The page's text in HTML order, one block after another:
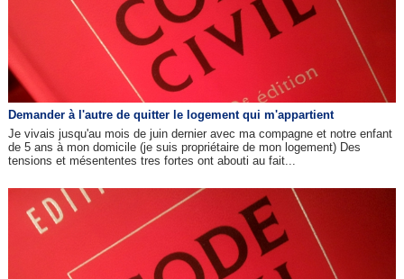
Demander à l'autre de quitter le logement qui m'appartient
Je vivais jusqu'au mois de juin dernier avec ma compagne et notre enfant
de 5 ans à mon domicile (je suis propriétaire de mon logement) Des
tensions et mésententes tres fortes ont abouti au fait...